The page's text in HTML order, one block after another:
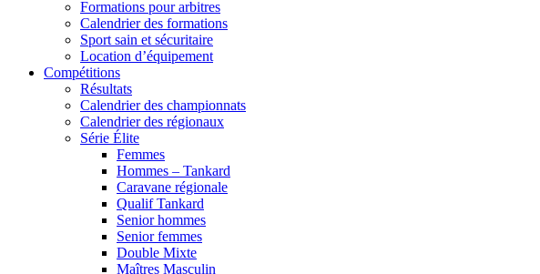
Formations pour arbitres
Calendrier des formations
Sport sain et sécuritaire
Location d’équipement
Compétitions
Résultats
Calendrier des championnats
Calendrier des régionaux
Série Élite
Femmes
Hommes – Tankard
Caravane régionale
Qualif Tankard
Senior hommes
Senior femmes
Double Mixte
Maîtres Masculin